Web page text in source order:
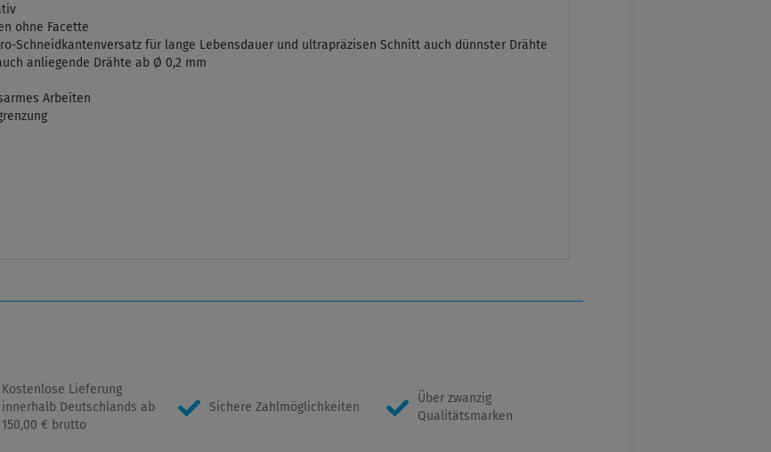
ohne Facette
Schneidkantenversatz für lange Lebensdauer und ultrapräzisen Schnitt auch dünnster Drähte
anliegende Drähte ab Ø 0,2 mm
Arbeiten
Kostenlose Lieferung
innerhalb Deutschlands ab
150,00 € brutto
Sichere Zahlmöglichkeiten
Über zwanzig
Qualitätsmarken